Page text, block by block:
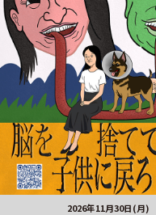
2026年11月30日(月)